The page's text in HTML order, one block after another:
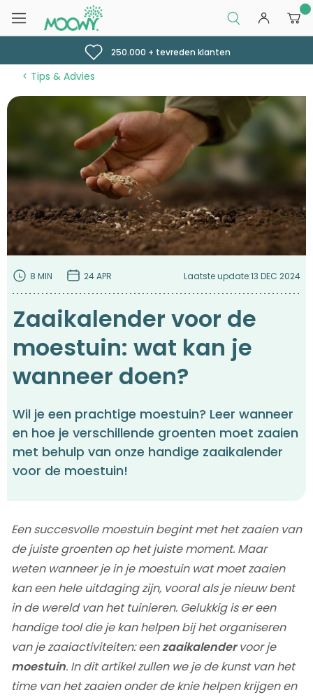
250.000 + tevreden klanten
Tips & Advies
8 MIN 24 APR Laatste update:13 DEC 2024
Zaaikalender voor de
moestuin: wat kan je
wanneer doen?
Wil je een prachtige moestuin? Leer wanneer
en hoe je verschillende groenten moet zaaien
met behulp van onze handige zaaikalender
voor de moestuin!
Een succesvolle moestuin begint met het zaaien van
de juiste groenten op het juiste moment. Maar
weten wanneer je in je moestuin wat moet zaaien
kan een hele uitdaging zijn, vooral als je nieuw bent
in de wereld van het tuinieren. Gelukkig is er een
handige tool die je kan helpen bij het organiseren
van je zaaiactiviteiten: eenzaaikalendervoor je
moestuin. In dit artikel zullen we je de kunst van het
time van het zaaien onder de knie helpen krijgen en